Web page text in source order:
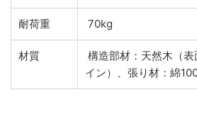
耐荷重 70kg
材質
構造部材：天然木（
イン）、張り材：綿